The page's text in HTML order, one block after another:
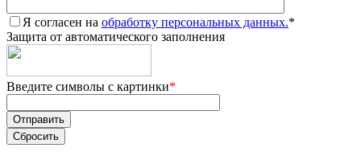
Я согласен на обработку персональных данных.*
Защита от автоматического заполнения
Введите символы с картинки*